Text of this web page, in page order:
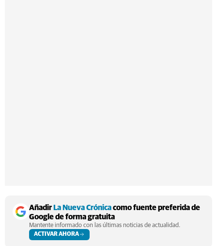
AñadirLa Nueva Crónicacomo fuente preferida de
Google de forma gratuita
Mantente informado con las últimas noticias de actualidad.
ACTIVAR AHORA